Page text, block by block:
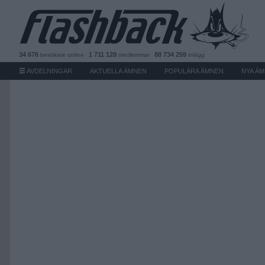
34 676 besökare online 1 711 128 medlemmar 88 734 259 inlägg
AVDELNINGAR AKTUELLA ÄMNEN POPULÄRA ÄMNEN NYA